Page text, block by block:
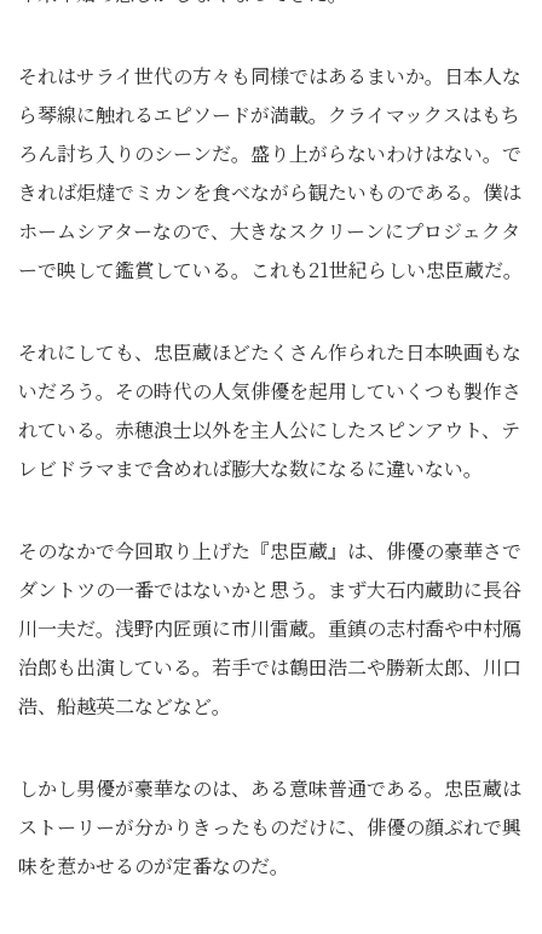
それはサライ世代の方々も同様ではあるまいか。日本人な
ら琴線に触れるエピソードが満載。クライマックスはもち
ろん討ち入りのシーンだ。盛り上がらないわけはない。で
きれば炬燵でミカンを食べながら観たいものである。僕は
ホームシアターなので、大きなスクリーンにプロジェクタ
ーで映して鑑賞している。これも21世紀らしい忠臣蔵だ。
それにしても、忠臣蔵ほどたくさん作られた日本映画もな
いだろう。その時代の人気俳優を起用していくつも製作さ
れている。赤穂浪士以外を主人公にしたスピンアウト、テ
レビドラマまで含めれば膨大な数になるに違いない。
そのなかで今回取り上げた『忠臣蔵』は、俳優の豪華さで
ダントツの一番ではないかと思う。まず大石内蔵助に長谷
川一夫だ。浅野内匠頭に市川雷蔵。重鎮の志村喬や中村鴈
治郎も出演している。若手では鶴田浩二や勝新太郎、川口
浩、船越英二などなど。
しかし男優が豪華なのは、ある意味普通である。忠臣蔵は
ストーリーが分かりきったものだけに、俳優の顔ぶれで興
味を惹かせるのが定番なのだ。